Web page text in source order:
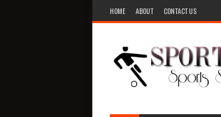
HOME ABOUT CONTACT US